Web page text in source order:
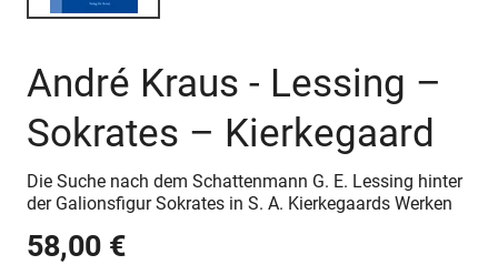
André Kraus - Lessing –
Sokrates – Kierkegaard
Die Suche nach dem Schattenmann G. E. Lessing hinter
der Galionsfigur Sokrates in S. A. Kierkegaards Werken
58,00 €